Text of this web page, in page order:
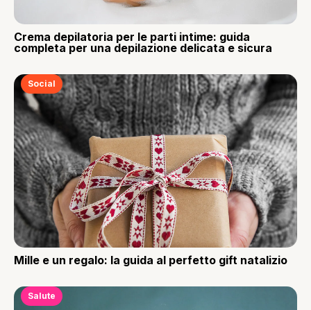
Crema depilatoria per le parti intime: guida
completa per una depilazione delicata e sicura
Social
Mille e un regalo: la guida al perfetto gift natalizio
Salute